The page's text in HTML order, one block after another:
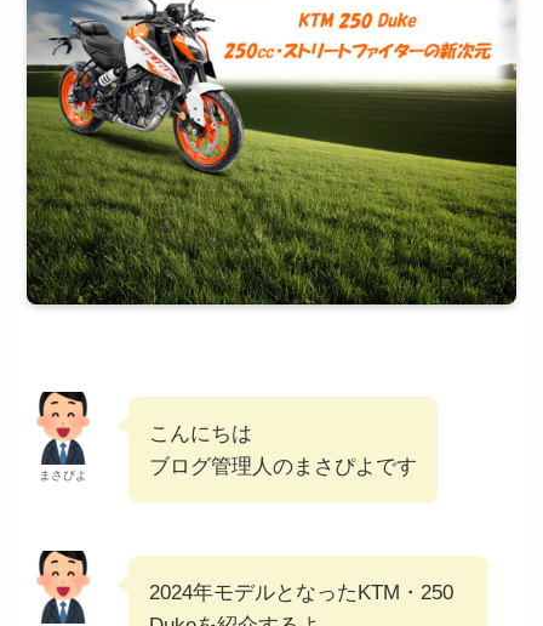
まさぴよ
こんにちは
ブログ管理人のまさぴよです
2024年モデルとなったKTM・250